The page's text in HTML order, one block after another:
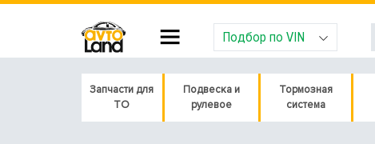
Подбор по VIN
Запчасти для
ТО
Подвеска и
рулевое
Тормозная
система